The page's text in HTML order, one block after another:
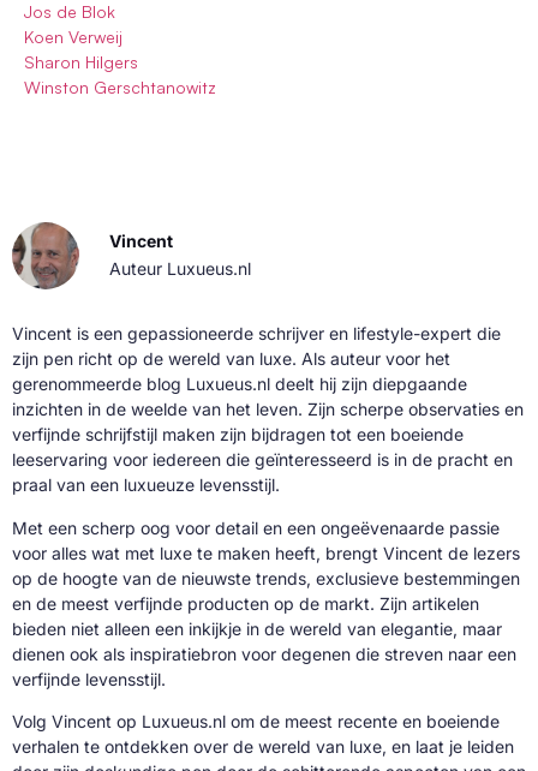
Jos de Blok
Koen Verweij
Sharon Hilgers
Winston Gerschtanowitz
Vincent
Auteur Luxueus.nl
Vincent is een gepassioneerde schrijver en lifestyle-expert die
zijn pen richt op de wereld van luxe. Als auteur voor het
gerenommeerde blog Luxueus.nl deelt hij zijn diepgaande
inzichten in de weelde van het leven. Zijn scherpe observaties en
verfijnde schrijfstijl maken zijn bijdragen tot een boeiende
leeservaring voor iedereen die geïnteresseerd is in de pracht en
praal van een luxueuze levensstijl.
Met een scherp oog voor detail en een ongeëvenaarde passie
voor alles wat met luxe te maken heeft, brengt Vincent de lezers
op de hoogte van de nieuwste trends, exclusieve bestemmingen
en de meest verfijnde producten op de markt. Zijn artikelen
bieden niet alleen een inkijkje in de wereld van elegantie, maar
dienen ook als inspiratiebron voor degenen die streven naar een
verfijnde levensstijl.
Volg Vincent op Luxueus.nl om de meest recente en boeiende
verhalen te ontdekken over de wereld van luxe, en laat je leiden